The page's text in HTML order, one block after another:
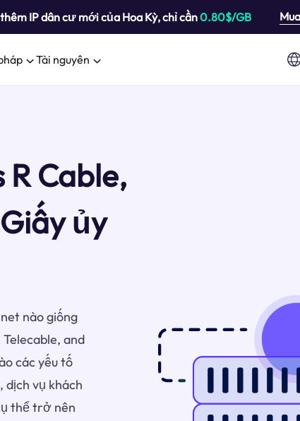
IP dân cư mới của Hoa Kỳ, chỉ cần0.80$/GB
Tài nguyên
R Cable,
ủy
nào giống
and
các yếu tố
dịch vụ khách
thể trở nên